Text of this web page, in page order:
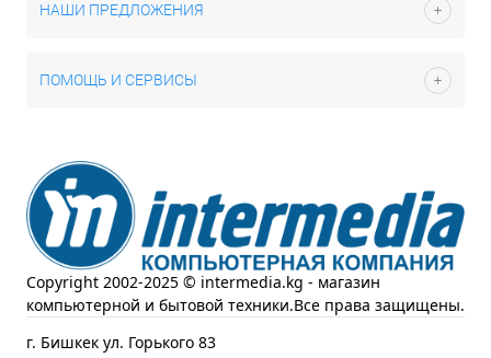
НАШИ ПРЕДЛОЖЕНИЯ
ПОМОЩЬ И СЕРВИСЫ
Copyright 2002-2025 © intermedia.kg - магазин
компьютерной и бытовой техники.Все права защищены.
г. Бишкек ул. Горького 83